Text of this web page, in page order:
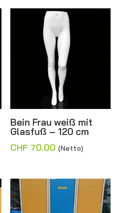
Bein Frau weiß mit
Glasfuß – 120 cm
CHF 70.00 (Netto)